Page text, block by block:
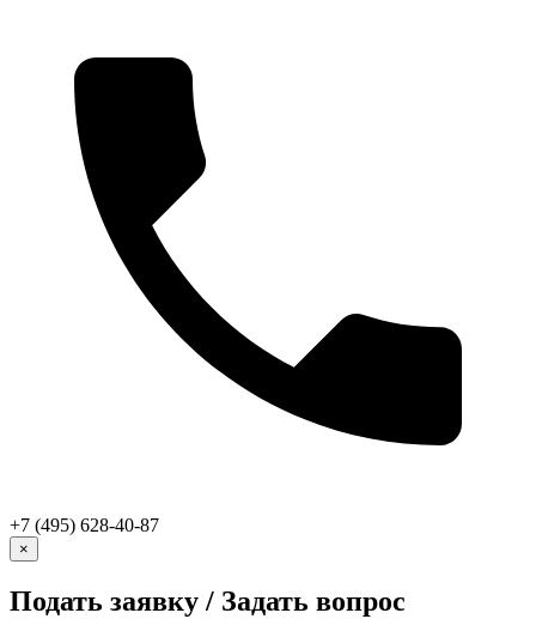
+7 (495) 628-40-87
×
Подать заявку / Задать вопрос